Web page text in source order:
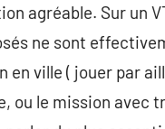
agréable. Sur un
ne sont
ville ( jouer par
ou le mission avec